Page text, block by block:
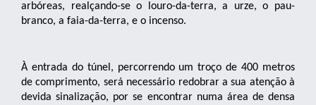
arbóreas, realçando-se o louro-da-terra, a urze, o pau-
branco, a faia-da-terra, e o incenso.
À entrada do túnel, percorrendo um troço de 400 metros
de comprimento, será necessário redobrar a sua atenção à
devida sinalização, por se encontrar numa área de densa